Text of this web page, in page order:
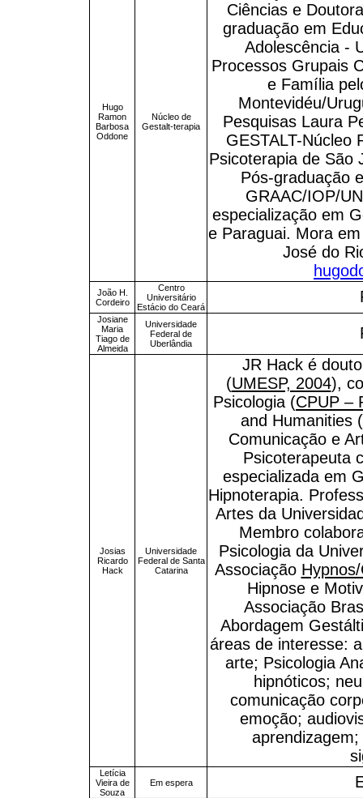
Hugo
Ramon
Barbosa
Oddone
Núcleo de
Gestalt-terapia
Ciências e
graduação em
Adolescência -
Processos Grupais
e Família
Montevidéu/
Pesquisas Laura
GESTALT-Núcleo
Psicoterapia de São
Pós-graduação
GRAAC/IOP/
especialização em
e Paraguai. Mora
José do
João H.
Cordeiro
Centro
Universitário
Estácio do Ceará
Josiane
Maria
Tiago de
Almeida
Universidade
Federal de
Uberlândia
Josias
Ricardo
Hack
Universidade
Federal de Santa
Catarina
JR Hack é
(UMESP, 2004),
Psicologia (CPUP –
and Humanities (
Comunicação e
Psicoterapeuta
especializada em
Hipnoterapia.
Artes da
Membro
Psicologia da
Associação
Hipnose e
Associação
Abordagem
áreas de interesse:
arte; Psicologia
hipnóticos;
comunicação
emoção;
Letícia
Vieira de
Souza
Em espera